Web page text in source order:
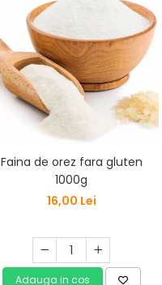
Faina de orez fara gluten
1000g
16,00 Lei
Adauga in cos